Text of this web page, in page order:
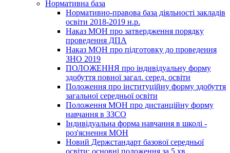
Нормативна база
Нормативно-правова база діяльності закладів
освіти 2018-2019 н.р.
Наказ МОН про затвердження порядку
проведення ДПА
Наказ МОН про підготовку до проведення
ЗНО 2019
ПОЛОЖЕННЯ про індивідуальну форму
здобуття повної загал. серед. освіти
Положення про інституційну форму здобуття
загальної середньої освіти
Положення МОН про дистанційну форму
навчання в ЗЗСО
Індивідуальна форма навчання в школі -
роз'яснення МОН
Новий Держстандарт базової середньої
освіти: основні положення за 5 хв